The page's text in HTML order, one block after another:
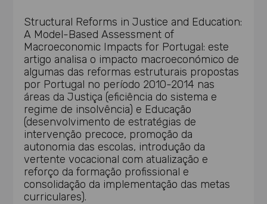
Structural Reforms in Justice and Education:
A Model-Based Assessment of
Macroeconomic Impacts for Portugal: este
artigo analisa o impacto macroeconómico de
algumas das reformas estruturais propostas
por Portugal no período 2010-2014 nas
áreas da Justiça (eficiência do sistema e
regime de insolvência) e Educação
(desenvolvimento de estratégias de
intervenção precoce, promoção da
autonomia das escolas, introdução da
vertente vocacional com atualização e
reforço da formação profissional e
consolidação da implementação das metas
curriculares).